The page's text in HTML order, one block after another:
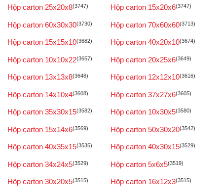
Hộp carton 25x20x8(3747) Hộp carton 15x20x6(3747)
Hộp carton 60x30x30(3730) Hộp carton 70x60x60(3713)
Hộp carton 15x15x10(3682) Hộp carton 40x20x10(3674)
Hộp carton 10x10x22(3657) Hộp carton 20x25x6(3649)
Hộp carton 13x13x8(3648) Hộp carton 12x12x10(3616)
Hộp carton 14x10x4(3608) Hộp carton 37x27x6(3605)
Hộp carton 35x30x15(3582) Hộp carton 10x30x5(3580)
Hộp carton 15x14x6(3569) Hộp carton 50x30x20(3542)
Hộp carton 40x35x15(3535) Hộp carton 40x30x15(3529)
Hộp carton 34x24x5(3529) Hộp carton 5x6x5(3519)
Hộp carton 30x20x5(3515) Hộp carton 16x12x3(3515)